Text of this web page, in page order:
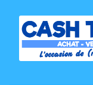
Aller
à
Aller
au
contenu